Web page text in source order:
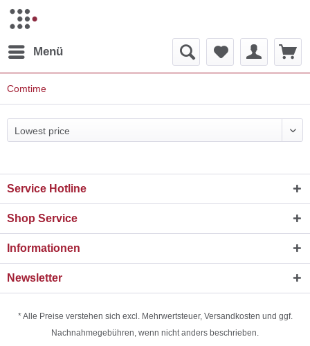
Menü
Comtime
Service Hotline
Shop Service
Informationen
Newsletter
* Alle Preise verstehen sich excl. Mehrwertsteuer, Versandkosten und ggf.
Nachnahmegebühren, wenn nicht anders beschrieben.